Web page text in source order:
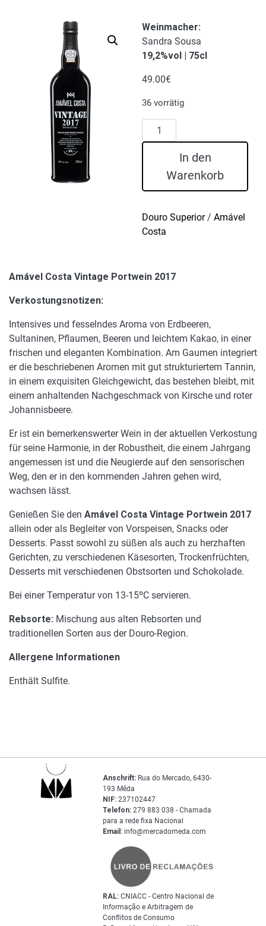
Weinmacher:
Sandra Sousa
19,2%vol | 75cl
49.00€
36 vorrätig
Amável
Costa
In den
Warenkorb
Douro Superior/ Amável
Costa
Amável Costa Vintage Portwein 2017
Verkostungsnotizen:
Intensives und fesselndes Aroma von Erdbeeren,
Sultaninen, Pflaumen, Beeren und leichtem Kakao, in einer
frischen und eleganten Kombination. Am Gaumen integriert
er die beschriebenen Aromen mit gut strukturiertem Tannin,
in einem exquisiten Gleichgewicht, das bestehen bleibt, mit
einem anhaltenden Nachgeschmack von Kirsche und roter
Johannisbeere.
Er ist ein bemerkenswerter Wein in der aktuellen Verkostung
für seine Harmonie, in der Robustheit, die einem Jahrgang
angemessen ist und die Neugierde auf den sensorischen
Weg, den er in den kommenden Jahren gehen wird,
wachsen lässt.
Genießen Sie den Amável Costa Vintage Portwein 2017
allein oder als Begleiter von Vorspeisen, Snacks oder
Desserts. Passt sowohl zu süßen als auch zu herzhaften
Gerichten, zu verschiedenen Käsesorten, Trockenfrüchten,
Desserts mit verschiedenen Obstsorten und Schokolade.
Bei einer Temperatur von 13-15ºC servieren.
Rebsorte: Mischung aus alten Rebsorten und
traditionellen Sorten aus der Douro-Region.
Allergene Informationen
Enthält Sulfite.
Anschrift: Rua do Mercado, 6430-
193 Mêda
NIF: 237102447
Telefon: 279 883 038 - Chamada
para a rede fixa Nacional
Email: info@mercadomeda.com
RAL: CNIACC - Centro Nacional de
Informação e Arbitragem de
Conflitos de Consumo